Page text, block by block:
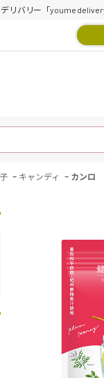
リバリー「youme delivery
- キャンディ - カンロ